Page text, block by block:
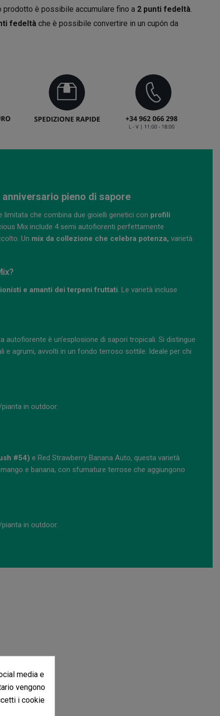
prodotto è possibile accumulare fino a 2 punti fedeltà.
fedeltà che è possibile convertire in un cupón da
anniversario pieno di sapore
che combina due gioielli genetici con profili
Mix include 4 semi autofiorenti perfettamente
Un mix da collezione che celebra potenza, varietà
e amanti dei terpeni fruttati. Le varietà incluse
autofiorente è un'esplosione di sapori tropicali. Si distingue
agrumi, avvolti in un fondo terroso sottile. Ideale per chi
in outdoor.
#54) e Red Strawberry Banana Auto, questa varietà
e banana, con sfumature terrose che aggiungono
in outdoor.
media e
vengono
i cookie